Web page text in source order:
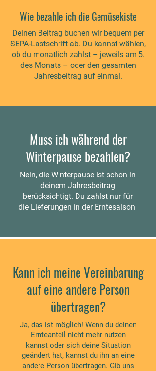
Wie bezahle ich die Gemüsekiste
Deinen Beitrag buchen wir bequem per
SEPA-Lastschrift ab. Du kannst wählen,
ob du monatlich zahlst – jeweils am 5.
des Monats – oder den gesamten
Jahresbeitrag auf einmal.
Muss ich während der
Winterpause bezahlen?
Nein, die Winterpause ist schon in
deinem Jahresbeitrag
berücksichtigt. Du zahlst nur für
die Lieferungen in der Erntesaison.
Kann ich meine Vereinbarung
auf eine andere Person
übertragen?
Ja, das ist möglich! Wenn du deinen
Ernteanteil nicht mehr nutzen
kannst oder sich deine Situation
geändert hat, kannst du ihn an eine
andere Person übertragen. Gib uns